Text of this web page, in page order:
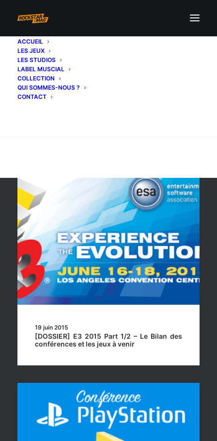
ACCUEIL
LES JEUX
LES STUDIOS
LABEL MUSCIAL
COLLECTION
QUI SOMMES-NOUS ?
CONTACT
19 juin 2015
[DOSSIER] E3 2015 Part 1/2 – Le Bilan des
conférences et les jeux à venir